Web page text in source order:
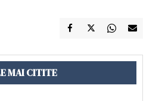
MAI CITITE